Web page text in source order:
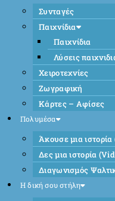
Συνταγές
Παιχνίδια
Παιχνίδια
Λύσεις
Χειροτεχνίες
Ζωγραφική
Κάρτες – Αφίσες
Πολυμέσα
Άκουσε μια
Δες μια ιστορία
Διαγωνισμός
Η δική σου στήλη